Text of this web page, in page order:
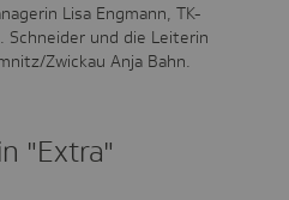
Lisa Engmann, TK-
Schneider und die Leiterin
Zwickau Anja Bahn.
"Extra"